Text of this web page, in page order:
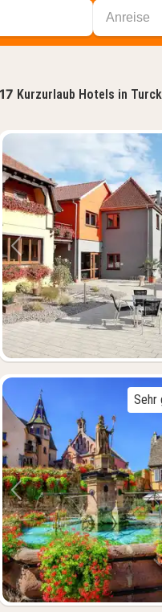
Anreise
17 Kurzurlaub Hotels in
Vorheriges Bild
Vorheriges Bild
Sehr